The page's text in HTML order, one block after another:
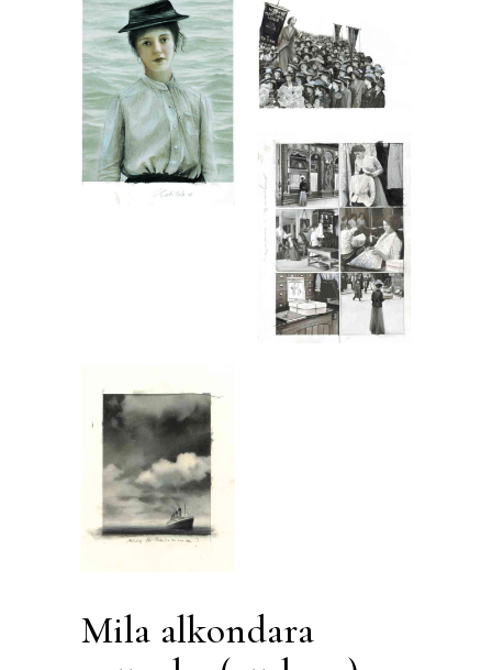
Mila alkondara